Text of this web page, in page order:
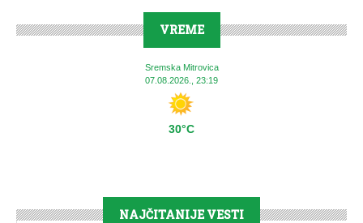
VREME
Sremska Mitrovica
07.08.2026., 23:19
30°C
NAJČITANIJE VESTI